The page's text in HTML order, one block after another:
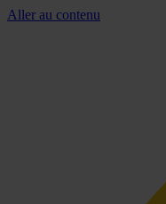
Aller au contenu